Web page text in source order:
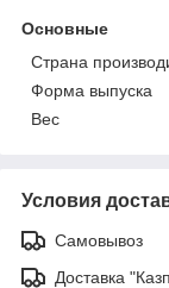
Основные
Страна
Форма выпуска
Вес
Условия
Самовывоз
Доставка